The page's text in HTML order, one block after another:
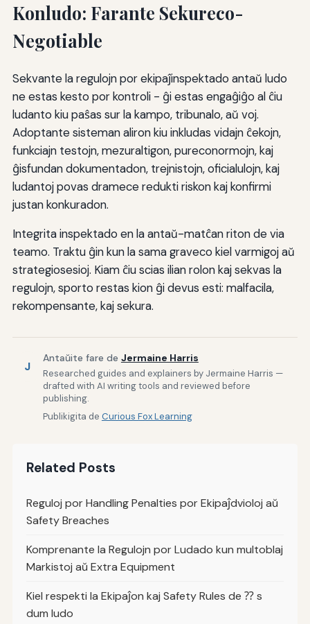
Konludo: Farante Sekureco-
Negotiable
Sekvante la regulojn por ekipaĵinspektado antaŭ ludo
ne estas kesto por kontroli - ĝi estas engaĝiĝo al ĉiu
ludanto kiu paŝas sur la kampo, tribunalo, aŭ voj.
Adoptante sisteman aliron kiu inkludas vidajn ĉekojn,
funkciajn testojn, mezuraltigon, pureconormojn, kaj
ĝisfundan dokumentadon, trejnistojn, oficialulojn, kaj
ludantoj povas dramece redukti riskon kaj konfirmi
justan konkuradon.
Integrita inspektado en la antaŭ-matĉan riton de via
teamo. Traktu ĝin kun la sama graveco kiel varmigoj aŭ
strategiosesioj. Kiam ĉiu scias ilian rolon kaj sekvas la
regulojn, sporto restas kion ĝi devus esti: malfacila,
rekompensante, kaj sekura.
J
Antaŭite fare de Jermaine Harris
Researched guides and explainers by Jermaine Harris —
drafted with AI writing tools and reviewed before
publishing.
Publikigita de Curious Fox Learning
Related Posts
Reguloj por Handling Penalties por Ekipaĵdvioloj aŭ
Safety Breaches
Komprenante la Regulojn por Ludado kun multoblaj
Markistoj aŭ Extra Equipment
Kiel respekti la Ekipaĵon kaj Safety Rules de ⁇ s
dum ludo